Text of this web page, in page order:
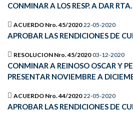
CONMINAR A LOS RESP. A DAR
ACUERDO Nro. 45/2020 22-05-2020
APROBAR LAS RENDICIONES DE
RESOLUCION Nro. 45/2020 03-12-2020
CONMINAR A REINOSO OSCAR Y
PRESENTAR NOVIEMBRE A
ACUERDO Nro. 44/2020 22-05-2020
APROBAR LAS RENDICIONES DE